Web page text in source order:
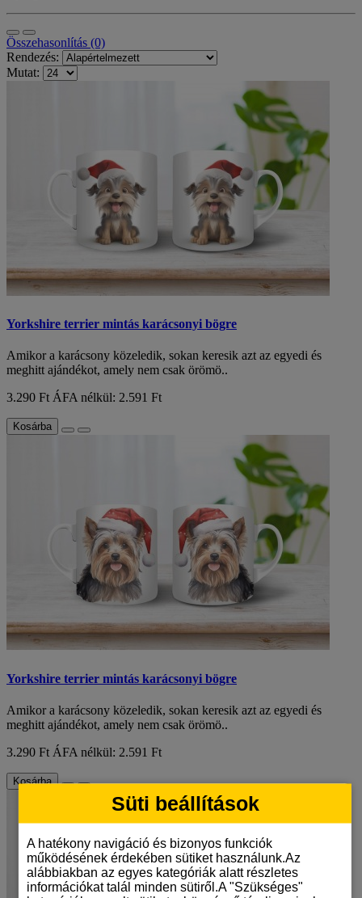
Összehasonlítás (0)
Rendezés:
Mutat:
Yorkshire terrier mintás karácsonyi bögre
Amikor a karácsony közeledik, sokan keresik azt az egyedi és
meghitt ajándékot, amely nem csak örömö..
3.290 Ft ÁFA nélkül: 2.591 Ft
Kosárba
Yorkshire terrier mintás karácsonyi bögre
Amikor a karácsony közeledik, sokan keresik azt az egyedi és
meghitt ajándékot, amely nem csak örömö..
3.290 Ft ÁFA nélkül: 2.591 Ft
Kosárba
Süti beállítások
A hatékony navigáció és bizonyos funkciók
működésének érdekében sütiket használunk.Az
alábbiakban az egyes kategóriák alatt részletes
információkat talál minden sütiről.A "Szükséges"